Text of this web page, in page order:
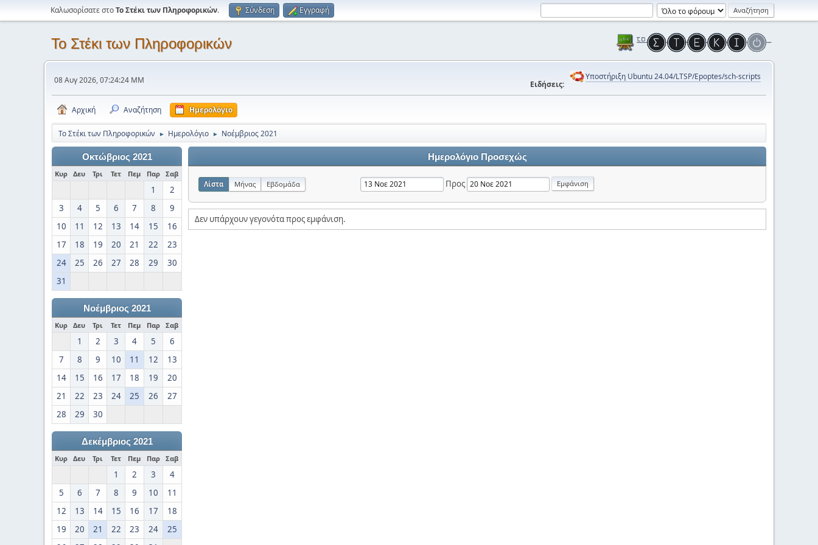
Καλωσορίσατε στοΤο Στέκι των Πληροφορικών. Σύνδεση Εγγραφή
Το Στέκι των Πληροφορικών
08 Αυγ 2026, 07:24:24 ΜΜ Ειδήσεις:
Υποστήριξη Ubuntu 24.04/LTSP/Epoptes/sch-scripts
Αρχική Αναζήτηση Ημερολόγιο
Το Στέκι των Πληροφορικών ► Ημερολόγιο ► Νοέμβριος 2021
Οκτώβριος 2021
Κυρ Δευ Τρι Τετ Πεμ Παρ Σαβ
1
2
3
4 5 6 7 8
9
10
11 12 13 14 15
16
17
18 19 20 21 22
23
24
25 26 27 28 29
30
31
Νοέμβριος 2021
Κυρ Δευ Τρι Τετ Πεμ Παρ Σαβ
1 2 3 4 5
6
7
8 9 10 11 12
13
14
15 16 17 18 19
20
21
22 23 24 25 26
27
28
29 30
Δεκέμβριος 2021
Κυρ Δευ Τρι Τετ Πεμ Παρ Σαβ
1 2 3
4
5
6 7 8 9 10
11
12
13 14 15 16 17
18
19
20 21 22 23 24
25
Ημερολόγιο Προσεχώς
Λίστα Μήνας Εβδομάδα Προς
Δεν υπάρχουν γεγονότα προς εμφάνιση.